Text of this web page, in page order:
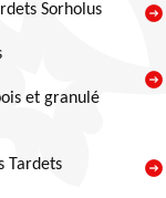
Sorholus
et granulé
Tardets